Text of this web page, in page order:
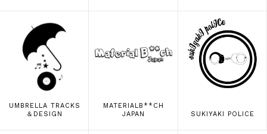
UMBRELLA TRACKS
＆DESIGN
MATERIALB**CH
JAPAN
SUKIYAKI POLICE